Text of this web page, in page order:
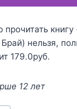
прочитать
нельзя,
179.0руб.
12 лет